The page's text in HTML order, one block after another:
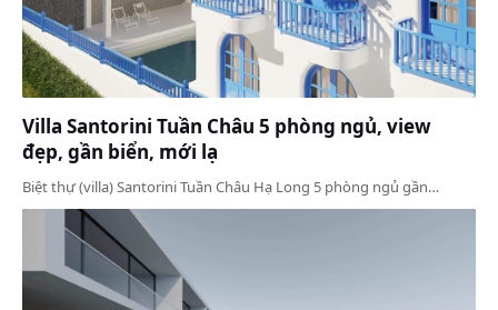
Villa Santorini Tuần Châu 5 phòng ngủ, view
đẹp, gần biển, mới lạ
Biệt thự (villa) Santorini Tuần Châu Hạ Long 5 phòng ngủ gần…